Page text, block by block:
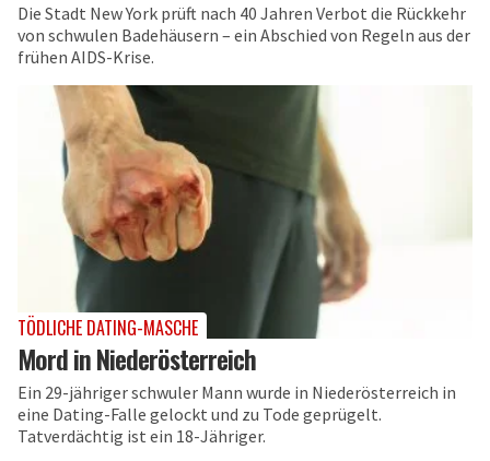
Die Stadt New York prüft nach 40 Jahren Verbot die Rückkehr
von schwulen Badehäusern – ein Abschied von Regeln aus der
frühen AIDS-Krise.
TÖDLICHE DATING-MASCHE
Mord in Niederösterreich
Ein 29-jähriger schwuler Mann wurde in Niederösterreich in
eine Dating-Falle gelockt und zu Tode geprügelt.
Tatverdächtig ist ein 18-Jähriger.